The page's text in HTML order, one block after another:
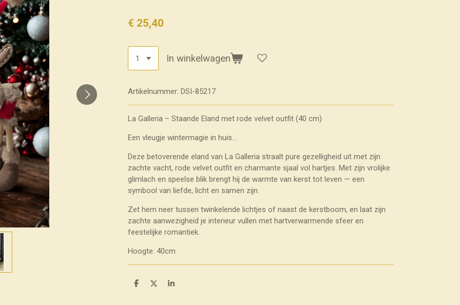
€ 25,40
In winkelwagen
Artikelnummer: DSI-85217
La Galleria – Staande Eland met rode velvet outfit (40 cm)
Een vleugje wintermagie in huis...
Deze betoverende eland van La Galleria straalt pure gezelligheid uit met zijn
zachte vacht, rode velvet outfit en charmante sjaal vol hartjes. Met zijn vrolijke
glimlach en speelse blik brengt hij de warmte van kerst tot leven — een
symbool van liefde, licht en samen zijn.
Zet hem neer tussen twinkelende lichtjes of naast de kerstboom, en laat zijn
zachte aanwezigheid je interieur vullen met hartverwarmende sfeer en
feestelijke romantiek.
Hoogte: 40cm
D
D
S